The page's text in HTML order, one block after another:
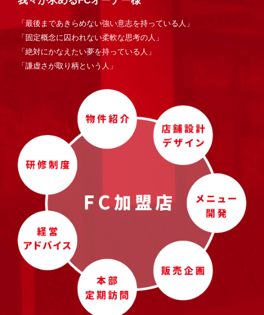
「最後まであきらめない強い意志を持っている人」
「固定概念に囚われない柔軟な思考の人」
「絶対にかなえたい夢を持っている人」
「謙虚さが取り柄という人」